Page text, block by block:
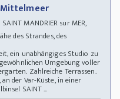
MANDRIER sur MER,
des Strandes, des
ein unabhängiges Studio zu
Umgebung voller
Zahlreiche Terrassen.
der Var-Küste, in einer
SAINT ...